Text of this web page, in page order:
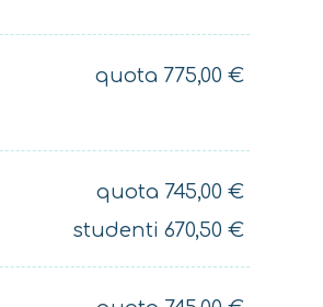
quota 775,00 €
quota 745,00 €
studenti 670,50 €